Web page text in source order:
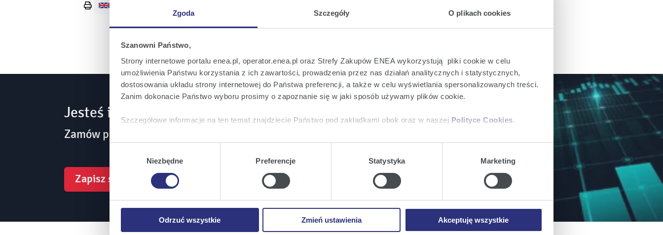
Zgoda Szczegóły O plikach cookies
Szanowni Państwo,
Strony internetowe portalu enea.pl, operator.enea.pl oraz Strefy Zakupów ENEA wykorzystują pliki cookie w celu
umożliwienia Państwu korzystania z ich zawartości, prowadzenia przez nas działań analitycznych i statystycznych,
dostosowania układu strony internetowej do Państwa preferencji, a także w celu wyświetlania spersonalizowanych treści.
Zanim dokonacie Państwo wyboru prosimy o zapoznanie się w jaki sposób używamy plików cookie.
Szczegółowe informacje na ten temat znajdziecie Państwo pod zakładkami obok oraz w naszej Polityce Cookies.
KlikającAkceptuję wszystkiewyrażają Państwo zgodę na umieszczenie wszystkich rodzajów plików cookie z
Zmień ustawienia
, możecie Państwo wybrać jakie rodzaje plików cookie będziemy umieszczać w Państwa
urządzeniu.
KlikającOdrzuć wszystkie
, odmawiacie Państwo zgody na instalację plików cookie – odmowa ta nie dotyczy jednak
plików cookie niezbędnych do prawidłowego wyświetlania i działania naszych stron internetowych.
Niezbędne Preferencje Statystyka Marketing
Odrzuć wszystkie Zmień ustawienia Akceptuję wszystkie
Jesteś inwestorem? Bądź na bieżąco!
Zamów powiadomienia mailowe o wszystkich istotnych informacjach ważnych dla inwestorów.
Zapisz się